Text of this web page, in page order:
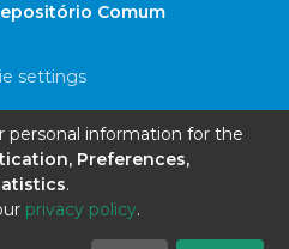
Comum
settings
Agreement
personal information for the
Preferences,
.
privacy policy.